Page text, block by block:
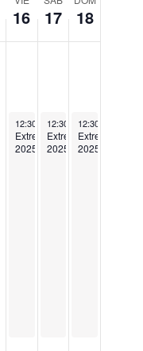
Eventos
16 17 18
May 16, 2025
12:30 18:30
Extregusta
2025
May 17, 2025
12:30 18:30
Extregusta
2025
May 18, 2025
12:30
Extregusta
2025